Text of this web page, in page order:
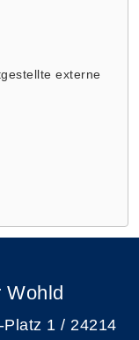
externe
Wohld
1 / 24214